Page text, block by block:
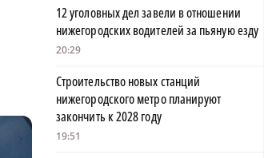
12 уголовных дел завели в отношении
нижегородских водителей за пьяную езду
20:29
Строительство новых станций
нижегородского метро планируют
закончить к 2028 году
19:51